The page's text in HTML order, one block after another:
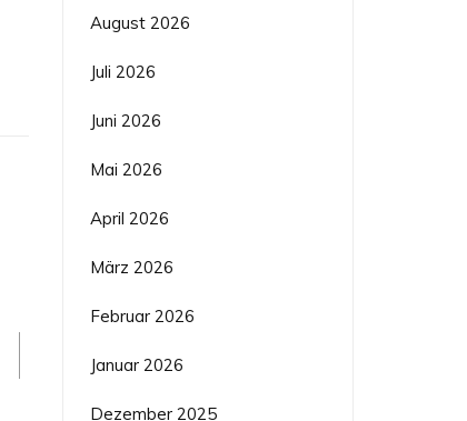
August 2026
Juli 2026
Juni 2026
Mai 2026
April 2026
März 2026
Februar 2026
Januar 2026
Dezember 2025